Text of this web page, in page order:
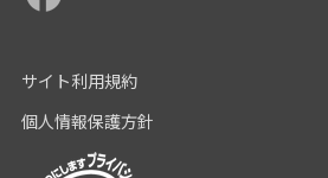
サイト利用規約
個人情報保護方針